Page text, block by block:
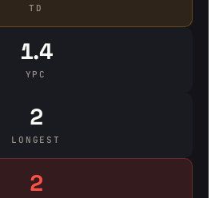
TD
1.4
YPC
2
LONGEST
2